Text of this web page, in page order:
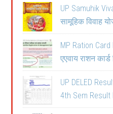
UP Samuhik
सामूहिक विवाह
MP Ration
एएवाय राशन कार्ड
UP DELED
4th Sem Result